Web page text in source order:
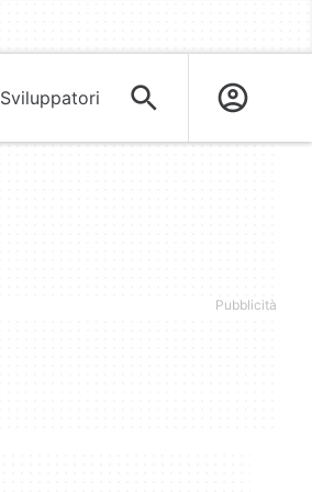
Sviluppatori